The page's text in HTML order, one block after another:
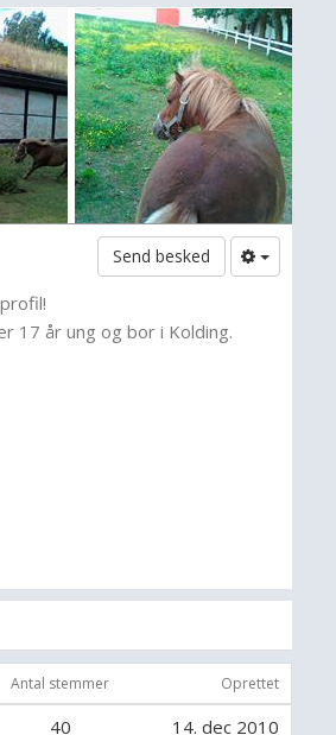
Send besked
17 år ung og bor i Kolding.
Antal stemmer Oprettet
40 14. dec 2010